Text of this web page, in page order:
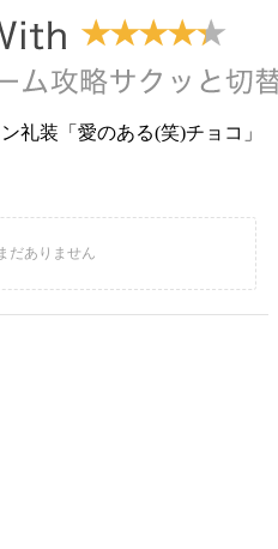
礼装「愛のある(笑)チョコ」